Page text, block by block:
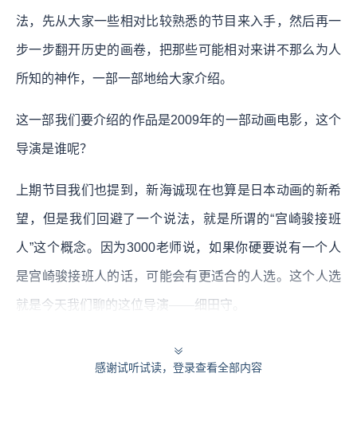
法，先从大家一些相对比较熟悉的节目来入手，然后再一
步一步翻开历史的画卷，把那些可能相对来讲不那么为人
所知的神作，一部一部地给大家介绍。
这一部我们要介绍的作品是2009年的一部动画电影，这个
导演是谁呢？
上期节目我们也提到，新海诚现在也算是日本动画的新希
望，但是我们回避了一个说法，就是所谓的“宫崎骏接班
人”这个概念。因为3000老师说，如果你硬要说有一个人
是宫崎骏接班人的话，可能会有更适合的人选。这个人选
就是今天我们聊的这位导演——细田守。
感谢试听试读，登录查看全部内容